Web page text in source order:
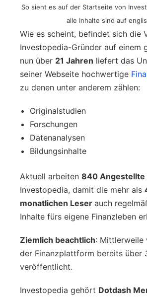
So sieht es auf der Startseite von
alle Inhalte sind auf
Wie es scheint, befindet sich die
Investopedia-Gründer auf einem
nun über 21 Jahren liefert das
seiner Webseite hochwertige
zu denen unter anderem zählen:
Originalstudien
Forschungen
Datenanalysen
Bildungsinhalte
Aktuell arbeiten 840 Angestellte
Investopedia, damit die mehr als
monatlichen Leser auch
Inhalte fürs eigene Finanzleben
Ziemlich beachtlich: Mittlerweile
der Finanzplattform bereits über
veröffentlicht.
Investopedia gehört Dotdash